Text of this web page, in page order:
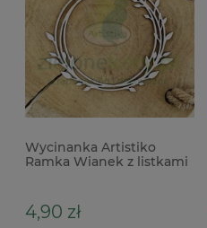
Wycinanka Artistiko
Ramka Wianek z listkami
4,90 zł